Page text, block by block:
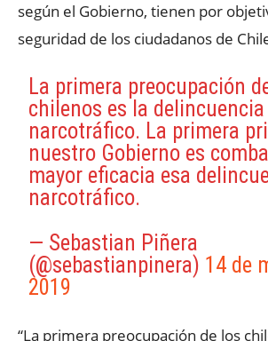
según el Gobierno, tienen por
seguridad de los ciudadanos de
La primera preocupación
chilenos es la delincuencia
narcotráfico. La primera
nuestro Gobierno es
mayor eficacia esa
narcotráfico.
— Sebastian Piñera
(@sebastianpinera) 14 de
2019
“La primera preocupación de los